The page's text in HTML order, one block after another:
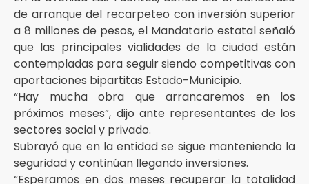
de arranque del recarpeteo con inversión superior
a 8 millones de pesos, el Mandatario estatal señaló
que las principales vialidades de la ciudad están
contempladas para seguir siendo competitivas con
aportaciones bipartitas Estado-Municipio.
“Hay mucha obra que arrancaremos en los
próximos meses”, dijo ante representantes de los
sectores social y privado.
Subrayó que en la entidad se sigue manteniendo la
seguridad y continúan llegando inversiones.
“Esperamos en dos meses recuperar la totalidad